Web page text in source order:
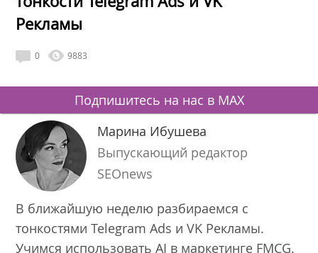
Рекламы
0 9883
Подпишитесь на нас в MAX
Марина Ибушева
Выпускающий редактор
SEOnews
В ближайшую неделю разбираемся с
тонкостями Telegram Ads и VK Рекламы.
Учимся использовать AI в маркетинге FMCG.